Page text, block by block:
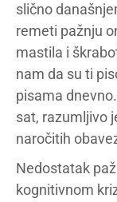
slično
remeti pažnju
mastila i
nam da su ti
pisama
sat, razumljivo
naročitih
Nedostatak
kognitivnom